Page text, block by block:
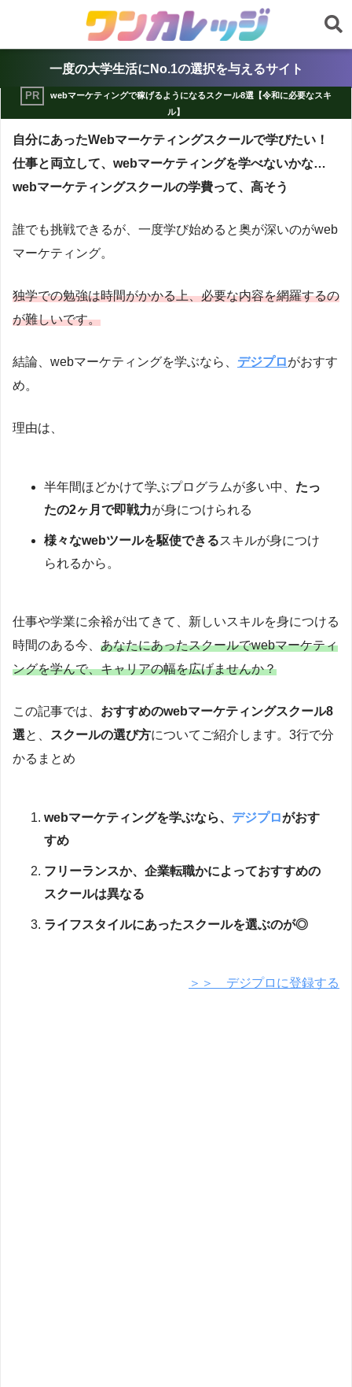
一度の大学生活にNo.1の選択を与えるサイト
webマーケティングで稼げるようになるスクール8選【令和に必要なスキ
ル】
自分にあったWebマーケティングスクールで学びたい！
仕事と両立して、webマーケティングを学べないかな…
webマーケティングスクールの学費って、高そう
誰でも挑戦できるが、一度学び始めると奥が深いのがweb
マーケティング。
独学での勉強は時間がかかる上、必要な内容を網羅するの
が難しいです。
結論、webマーケティングを学ぶなら、 デジプロがおすす
め。
理由は、
半年間ほどかけて学ぶプログラムが多い中、 たっ
たの2ヶ月で即戦力が身につけられる
様々なwebツールを駆使できるスキルが身につけ
られるから。
仕事や学業に余裕が出てきて、新しいスキルを身につける
時間のある今、 あなたにあったスクールでwebマーケティ
ングを学んで、キャリアの幅を広げませんか？
この記事では、 おすすめのwebマーケティングスクール8
選と、 スクールの選び方についてご紹介します。3行で分
かるまとめ
webマーケティングを学ぶなら、 デジプロがおす
すめ
フリーランスか、企業転職かによっておすすめの
スクールは異なる
ライフスタイルにあったスクールを選ぶのが◎
＞＞ デジプロに登録する